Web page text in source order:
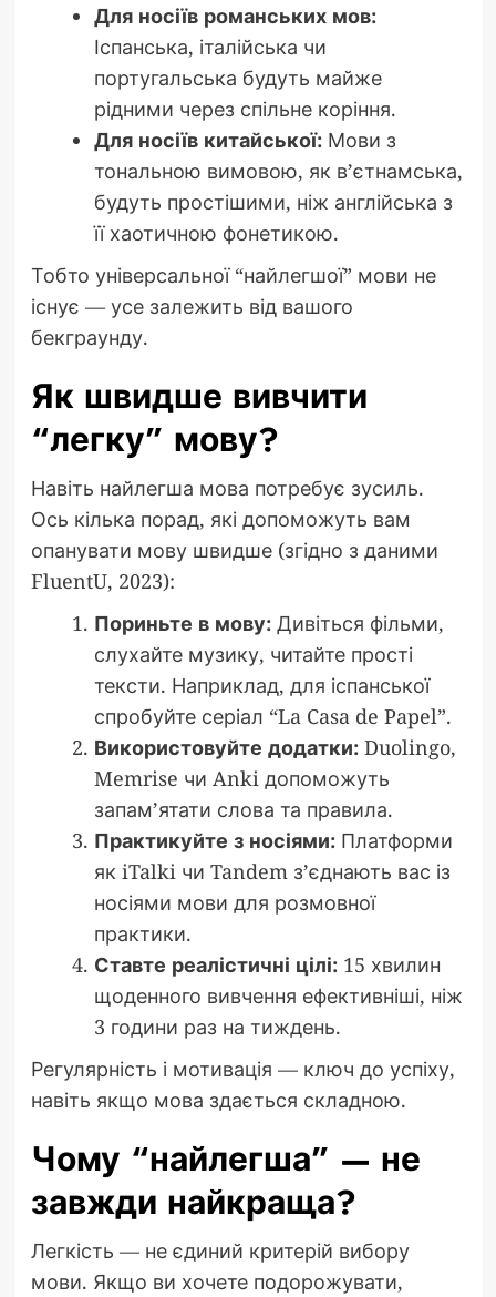
Для носіїв романських мов:
Іспанська, італійська чи
португальська будуть майже
рідними через спільне коріння.
Для носіїв китайської:Мови з
тональною вимовою, як в’єтнамська,
будуть простішими, ніж англійська з
її хаотичною фонетикою.
Тобто універсальної “найлегшої” мови не
існує — усе залежить від вашого
бекграунду.
Як швидше вивчити
“легку” мову?
Навіть найлегша мова потребує зусиль.
Ось кілька порад, які допоможуть вам
опанувати мову швидше (згідно з даними
FluentU, 2023):
Пориньте в мову:Дивіться фільми,
слухайте музику, читайте прості
тексти. Наприклад, для іспанської
спробуйте серіал “La Casa de Papel”.
Використовуйте додатки:Duolingo,
Memrise чи Anki допоможуть
запам’ятати слова та правила.
Практикуйте з носіями:Платформи
як iTalki чи Tandem з’єднають вас із
носіями мови для розмовної
практики.
Ставте реалістичні цілі:15 хвилин
щоденного вивчення ефективніші, ніж
3 години раз на тиждень.
Регулярність і мотивація — ключ до успіху,
навіть якщо мова здається складною.
Чому “найлегша” — не
завжди найкраща?
Легкість — не єдиний критерій вибору
мови. Якщо ви хочете подорожувати,